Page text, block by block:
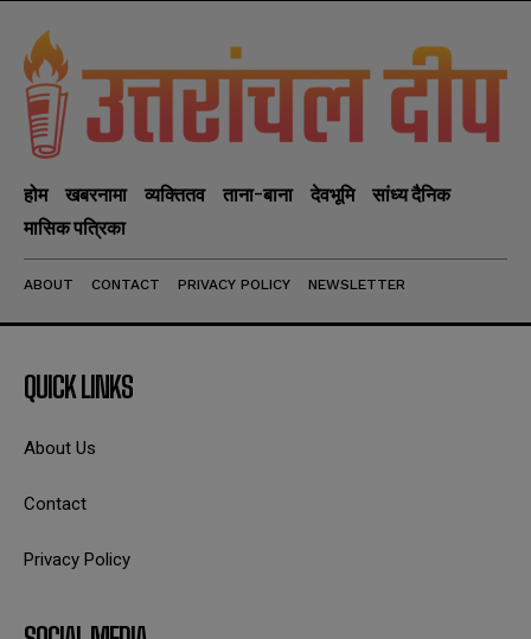
होम खबरनामा व्यक्तितव ताना-बाना देवभूमि
सांध्य दैनिक
मासिक पत्रिका
ABOUT CONTACT PRIVACY POLICY NEWSLETTER
QUICK LINKS
About Us
Contact
Privacy Policy